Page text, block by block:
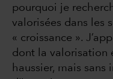
pourquoi je
valorisées dans les
« croissance ».
dont la valorisation
haussier, mais sans